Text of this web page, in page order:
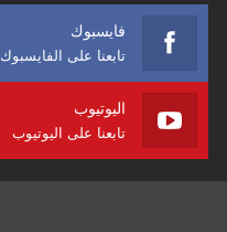
فايسبوك
تابعنا على الفايسبوك
اليوتيوب
تابعنا على اليوتيوب